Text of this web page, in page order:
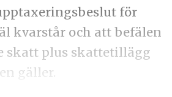
för
kvarstår och att befälen
skatt plus skattetillägg
gäller.